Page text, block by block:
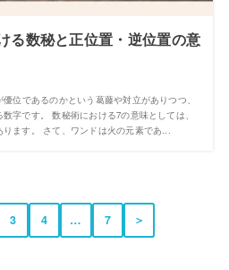
る数秘と正位置・逆位置の意
位であるのかという葛藤や対立がありつつ、
字です。 数秘術における7の意味としては、
ます。 さて、ワンドは火の元素であ...
3 4 … 7 ＞